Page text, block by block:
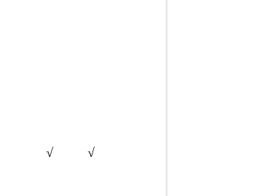
√ √